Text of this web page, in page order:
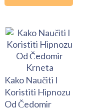
Kako Naučiti I
Koristiti Hipnozu
Od Čedomir